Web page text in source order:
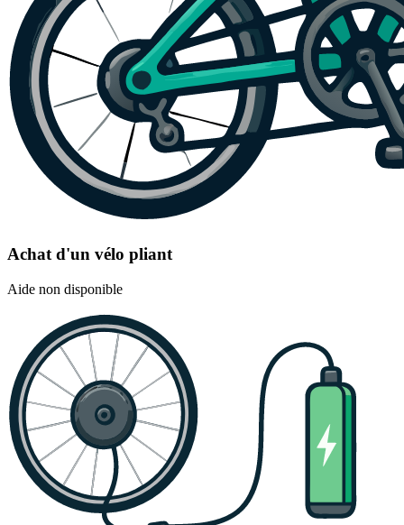
Achat d'un vélo pliant
Aide non disponible